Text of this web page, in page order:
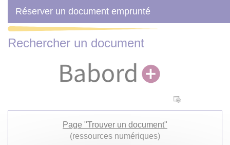
Réserver un document emprunté
Rechercher un document
Page "Trouver un document"
(ressources numériques)